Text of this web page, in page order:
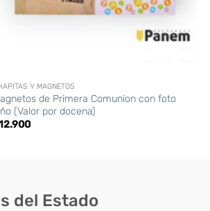
Y MAGNETOS
de Primera Comunion con foto
(Valor por docena)
del Estado